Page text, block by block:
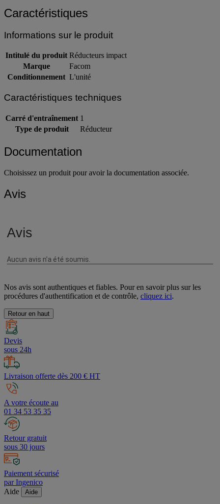
Caractéristiques
Informations sur le produit
Intitulé du produit Réducteurs impact
Marque
Facom
Conditionnement L'unité
Caractéristiques techniques
Carré d'entraînement 1
Type de produit
Réducteur
Documentation
Choisissez un produit pour avoir la documentation associée.
Avis
Nos avis sont authentiques et fiables. Pour en savoir plus sur les
procédures d'authentification et de contrôle, cliquez ici.
Retour en haut
Devis
sous 24h
Livraison offerte dès 200 € HT
A votre écoute au
01 34 53 35 35
Retour gratuit
sous 30 jours
Paiement sécurisé
par Ingenico
Aide
Aide